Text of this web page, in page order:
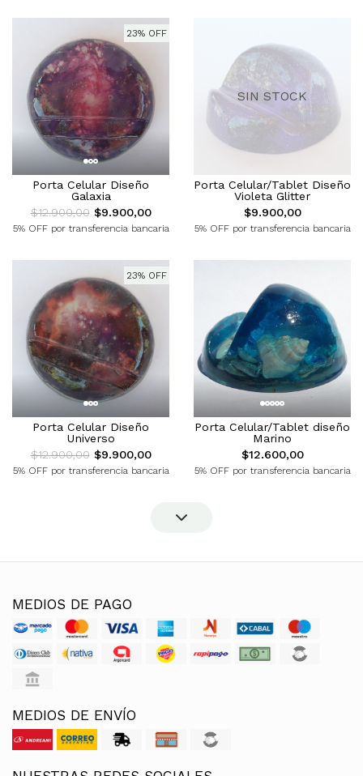
23% OFF
Porta Celular Diseño
Galaxia
$12.900,00$9.900,00
5% OFF por transferencia bancaria
SIN STOCK
Porta Celular/Tablet Diseño
Violeta Glitter
$9.900,00
5% OFF por transferencia bancaria
23% OFF
Porta Celular Diseño
Universo
$12.900,00$9.900,00
5% OFF por transferencia bancaria
Porta Celular/Tablet diseño
Marino
$12.600,00
5% OFF por transferencia bancaria
MEDIOS DE PAGO
MEDIOS DE ENVÍO